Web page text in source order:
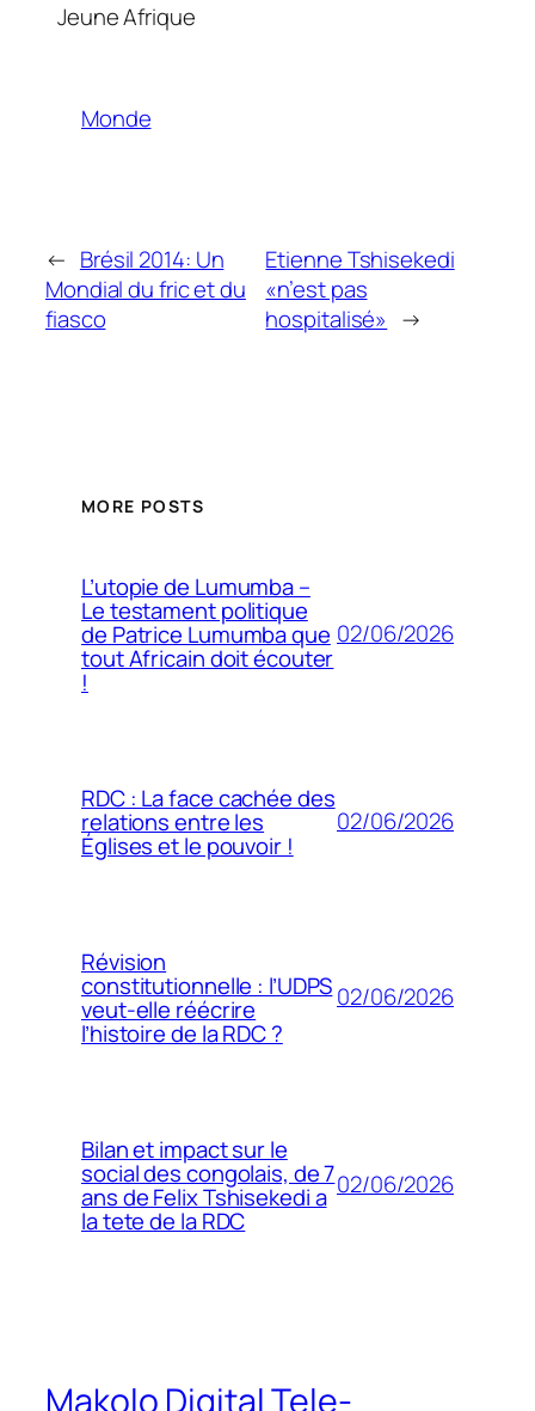
Jeune Afrique
Monde
← Brésil 2014: Un
Mondial du fric et du
fiasco
Etienne Tshisekedi
«n’est pas
hospitalisé» →
MORE POSTS
L’utopie de Lumumba –
Le testament politique
de Patrice Lumumba que
tout Africain doit écouter
!
02/06/2026
RDC : La face cachée des
relations entre les
Églises et le pouvoir !
02/06/2026
Révision
constitutionnelle : l’UDPS
veut-elle réécrire
l’histoire de la RDC ?
02/06/2026
Bilan et impact sur le
social des congolais, de 7
ans de Felix Tshisekedi a
la tete de la RDC
02/06/2026
Makolo Digital Tele-